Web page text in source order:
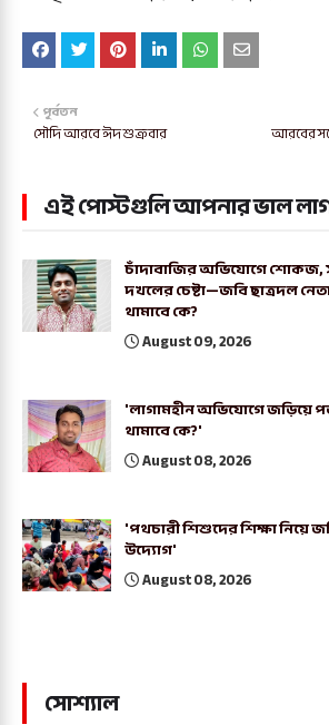
আরবের
পূর্বতন
সৌদি আরবে ঈদ শুক্রবার
এই পোস্টগুলি আপনার ভাল
চাঁদাবাজির অভিযোগে শোকজ,
দখলের চেষ্টা—জবি ছাত্রদল
থামাবে কে?
August 09, 2026
'লাগামহীন অভিযোগে জড়িয়ে
থামাবে কে?'
August 08, 2026
'পথচারী শিশুদের শিক্ষা নিয়ে
উদ্যোগ'
August 08, 2026
সোশ্যাল